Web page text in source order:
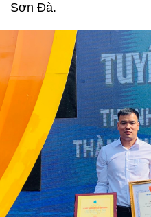
Sơn Đà.